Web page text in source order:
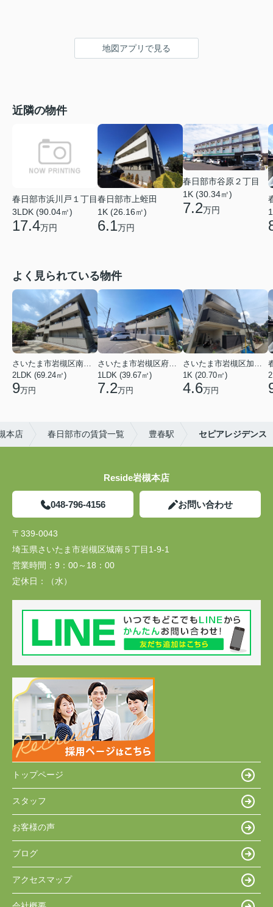
地図アプリで見る
近隣の物件
春日部市浜川戸１丁目
3LDK (90.04㎡)
17.4万円
春日部市上蛭田
1K (26.16㎡)
6.1万円
春日部市谷原２丁目
1K (30.34㎡)
7.2万円
よく見られている物件
2LDK (69.24㎡)
9万円
1LDK (39.67㎡)
7.2万円
1K (20.70㎡)
4.6万円
本店 春日部市の賃貸一覧 豊春駅 セピアレジデンス
Reside岩槻本店
048-796-4156 お問い合わせ
〒339-0043
埼玉県さいたま市岩槻区城南５丁目1-9-1
営業時間： 9：00～18：00
定休日：
（水）
トップページ
スタッフ
お客様の声
ブログ
アクセスマップ